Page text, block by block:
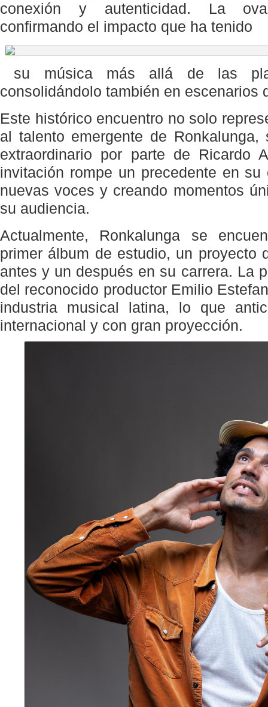
conexión y autenticidad. La
confirmando el impacto que ha tenido
su música más allá de las
consolidándolo también en escenarios
Este histórico encuentro no solo
al talento emergente de
extraordinario por parte de Ricardo
invitación rompe un precedente en su
nuevas voces y creando momentos
su audiencia.
Actualmente, Ronkalunga se
primer álbum de estudio, un proyecto
antes y un después en su carrera. La
del reconocido productor Emilio
industria musical latina, lo que
internacional y con gran proyección.